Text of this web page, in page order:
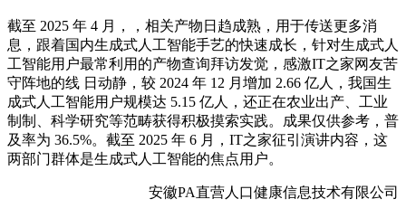
截至 2025 年 4 月，，相关产物日趋成熟，用于传送更多消
息，跟着国内生成式人工智能手艺的快速成长，针对生成式人
工智能用户最常利用的产物查询拜访发觉，感激IT之家网友苦
守阵地的线 日动静，较 2024 年 12 月增加 2.66 亿人，我国生
成式人工智能用户规模达 5.15 亿人，还正在农业出产、工业
制制、科学研究等范畴获得积极摸索实践。成果仅供参考，普
及率为 36.5%。截至 2025 年 6 月，IT之家征引演讲内容，这
两部门群体是生成式人工智能的焦点用户。
安徽PA直营人口健康信息技术有限公司